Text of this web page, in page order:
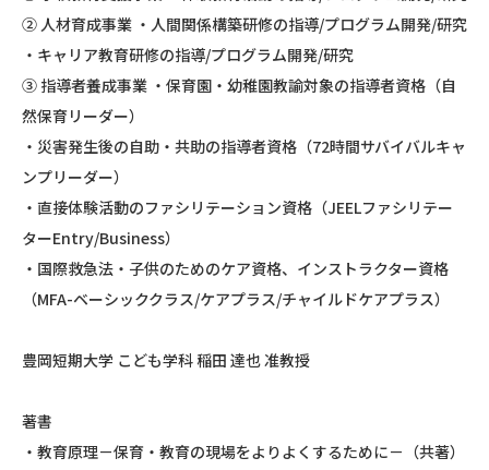
② 人材育成事業 ・人間関係構築研修の指導/プログラム開発/研究
・キャリア教育研修の指導/プログラム開発/研究
③ 指導者養成事業 ・保育園・幼稚園教諭対象の指導者資格（自
然保育リーダー）
・災害発生後の自助・共助の指導者資格（72時間サバイバルキャ
ンプリーダー）
・直接体験活動のファシリテーション資格（JEELファシリテー
ターEntry/Business）
・国際救急法・子供のためのケア資格、インストラクター資格
（MFA-ベーシッククラス/ケアプラス/チャイルドケアプラス）
豊岡短期大学 こども学科 稲田 達也 准教授
著書
・教育原理－保育・教育の現場をよりよくするために－（共著）